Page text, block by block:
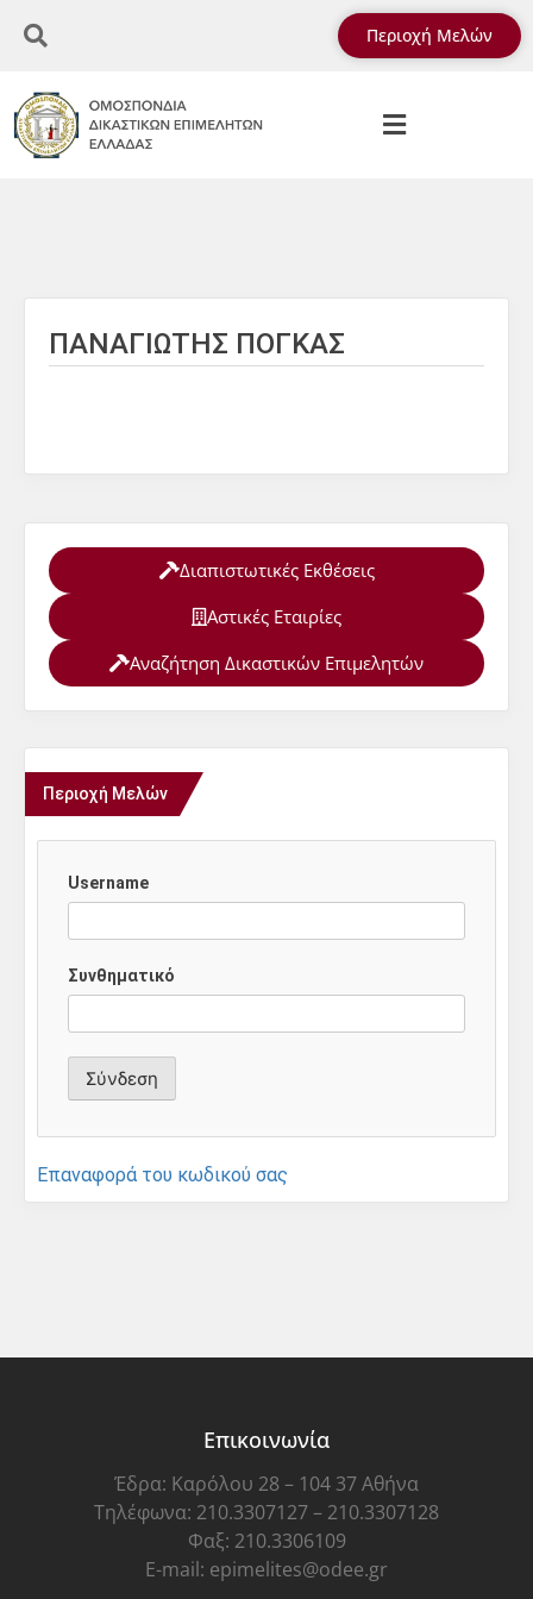
Περιοχή Μελών
ΠΑΝΑΓΙΩΤΗΣ ΠΟΓΚΑΣ
Διαπιστωτικές Εκθέσεις
Αστικές Εταιρίες
Αναζήτηση Δικαστικών Επιμελητών
Περιοχή Μελών
Username
Συνθηματικό
Επαναφορά του κωδικού σας
Επικοινωνία
Έδρα: Καρόλου 28 – 104 37 Αθήνα
Τηλέφωνα: 210.3307127 – 210.3307128
Φαξ: 210.3306109
E-mail: epimelites@odee.gr